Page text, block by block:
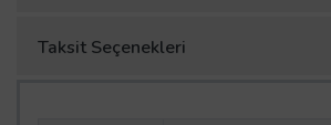
Taksit Seçenekleri